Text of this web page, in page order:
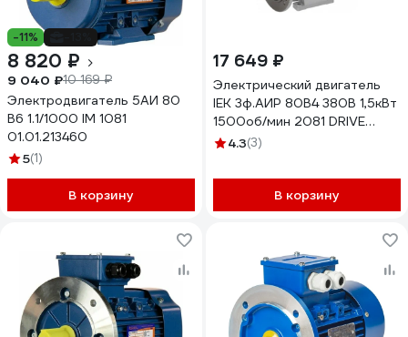
-11%
8 820 ₽
9 040 ₽10 169 ₽
Электродвигатель 5АИ 80
В6 1.1/1000 IM 1081
01.01.213460
5(1)
В корзину
17 649 ₽
Электрический двигатель
IEK 3ф.АИР 80B4 380В 1,5кВт
1500об/мин 2081 DRIVE
DRV080-B4-001-5-1520
4.3(3)
В корзину